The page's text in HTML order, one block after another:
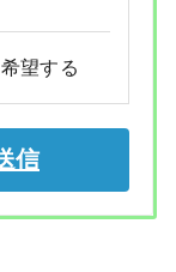
希望する